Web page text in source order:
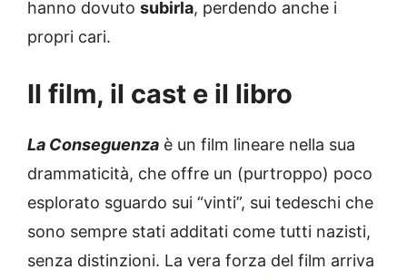
hanno dovuto subirla, perdendo anche i
propri cari.
Il film, il cast e il libro
La Conseguenza è un film lineare nella sua
drammaticità, che offre un (purtroppo) poco
esplorato sguardo sui “vinti”, sui tedeschi che
sono sempre stati additati come tutti nazisti,
senza distinzioni. La vera forza del film arriva